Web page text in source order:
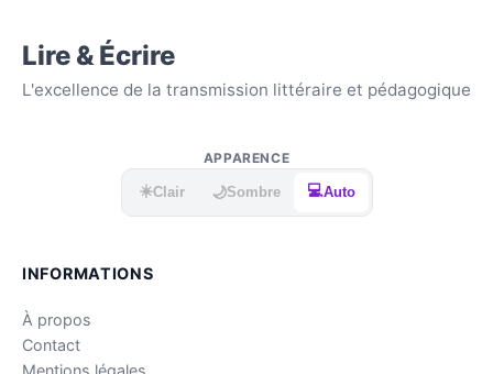
Lire & Écrire
L'excellence de la transmission littéraire et pédagogique
APPARENCE
☀️Clair 🌙Sombre 💻Auto
INFORMATIONS
À propos
Contact
Mentions légales